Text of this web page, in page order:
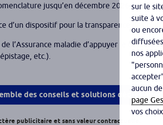
jusqu’en décembre 2026 (pas
d’un dispositif pour la transparence des
l’Assurance maladie d’appuyer le
etc.).
des conseils et solutions dédiés avec
publicitaire et sans valeur contractuelle.
sur le
suite à
ou
nos
aucun
page
vos